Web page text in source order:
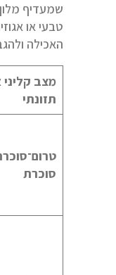
שמעדיף
טבעי או
האכילה
מצב קליני
תזונתי
סוכרת